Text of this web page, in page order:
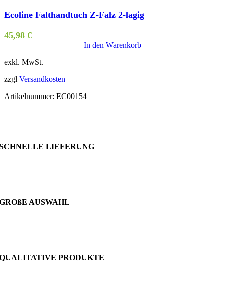
Ecoline Falthandtuch Z-Falz 2-lagig
45,98 €
In den Warenkorb
exkl. MwSt.
zzgl Versandkosten
Artikelnummer: EC00154
LIEFERUNG
AUSWAHL
PRODUKTE